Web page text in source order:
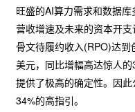
旺盛的AI算力需求和数据库
营收增速及未来的资本开
骨文待履约收入(RPO)达
美元，同比增幅高达惊人
提供了极高的确定性。因
34%的高指引。